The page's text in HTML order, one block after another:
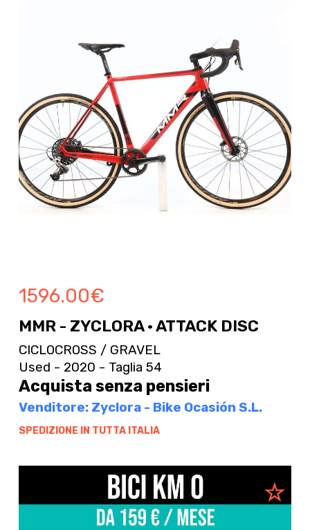
1596.00€
MMR - ZYCLORA · ATTACK DISC
CICLOCROSS / GRAVEL
Used - 2020 - Taglia 54
Acquista senza pensieri
Venditore: Zyclora - Bike Ocasión S.L.
SPEDIZIONE IN TUTTA ITALIA